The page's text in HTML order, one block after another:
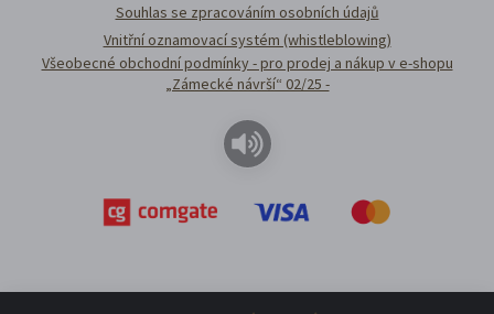
Souhlas se zpracováním osobních údajů
Vnitřní oznamovací systém (whistleblowing)
Všeobecné obchodní podmínky - pro prodej a nákup v e-shopu
„Zámecké návrší“ 02/25 -